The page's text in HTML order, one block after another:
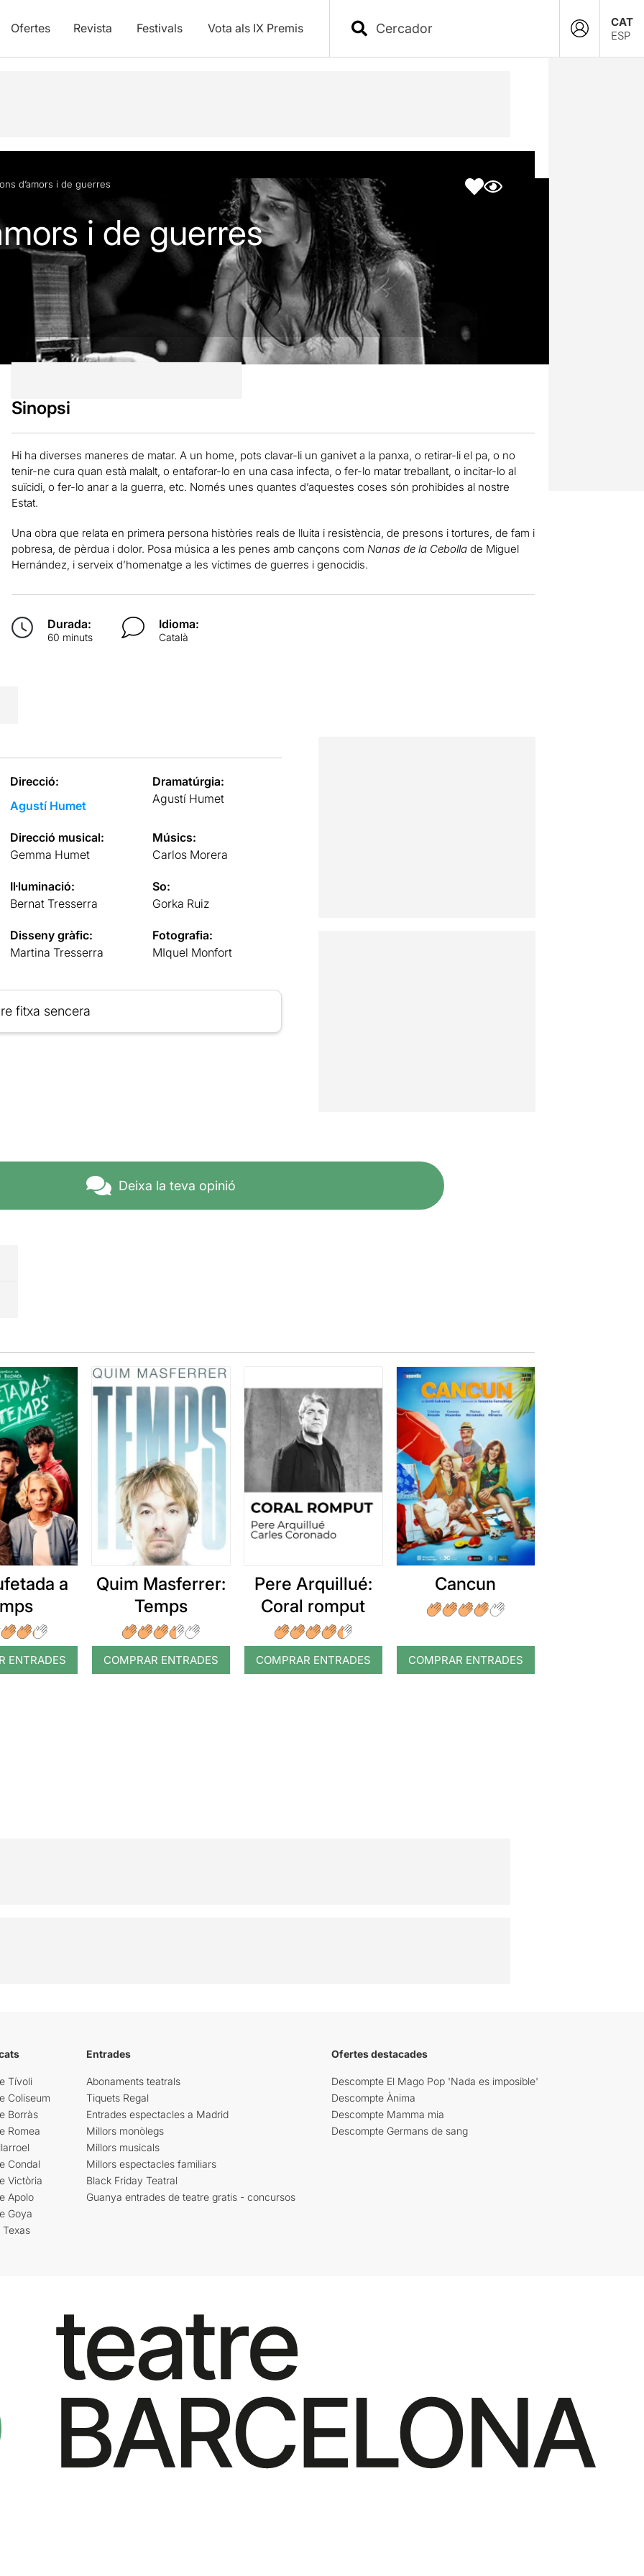
Ofertes Revista Festivals Vota als IX Premis
CAT
ESP
d’amors i de guerres
i de guerres
Sinopsi
Hi ha diverses maneres de matar. A un home, pots clavar-li un ganivet a la panxa, o retirar-li el pa, o no
tenir-ne cura quan està malalt, o entaforar-lo en una casa infecta, o fer-lo matar treballant, o incitar-lo al
suïcidi, o fer-lo anar a la guerra, etc. Només unes quantes d’aquestes coses són prohibides al nostre
Estat.
Una obra que relata en primera persona històries reals de lluita i resistència, de presons i tortures, de fam i
pobresa, de pèrdua i dolor. Posa música a les penes amb cançons com Nanas de la Cebollade Miguel
Hernández, i serveix d’homenatge a les víctimes de guerres i genocidis.
Durada:
60 minuts
Idioma:
Català
Direcció:
Agustí Humet
Dramatúrgia:
Agustí Humet
Direcció musical:
Gemma Humet
Músics:
Carlos Morera
Il·luminació:
Bernat Tresserra
So:
Gorka Ruiz
Disseny gràfic:
Martina Tresserra
Fotografia:
MIquel Monfort
fitxa sencera
Deixa la teva opinió
a
ENTRADES
Quim Masferrer:
Temps
COMPRAR ENTRADES
Pere Arquillué:
Coral romput
COMPRAR ENTRADES
Cancun
COMPRAR ENTRADES
Tívoli
Coliseum
Borràs
Romea
Condal
Victòria
Apolo
Goya
Texas
Entrades
Abonaments teatrals
Tiquets Regal
Entrades espectacles a Madrid
Millors monòlegs
Millors musicals
Millors espectacles familiars
Black Friday Teatral
Guanya entrades de teatre gratis - concursos
Ofertes destacades
Descompte El Mago Pop 'Nada es imposible'
Descompte Ànima
Descompte Mamma mia
Descompte Germans de sang